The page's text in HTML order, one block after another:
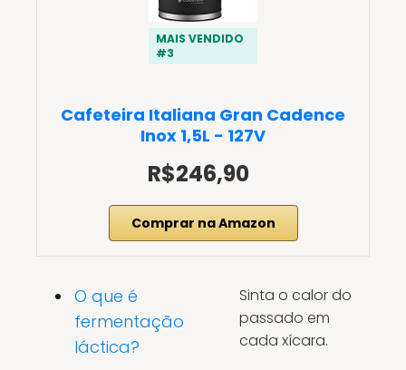
MAIS VENDIDO
#3
Cafeteira Italiana Gran Cadence
Inox 1,5L - 127V
R$246,90
Comprar na Amazon
O que é
fermentação
láctica?
Sinta o calor do
passado em
cada xícara.